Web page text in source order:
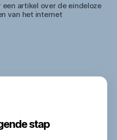
artikel over de eindeloze
van het internet
stap